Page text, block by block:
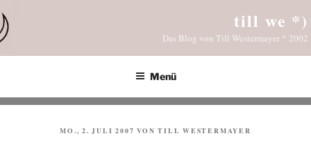
Inhalt
springen
till we *)
Das Blog von Till Westermayer * 2002
Menü
VERÖFFENTLICHT
MO., 2. JULI 2007 VONTILL WESTERMAYER